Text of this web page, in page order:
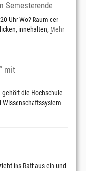
Semesterende
Uhr Wo? Raum der
innehalten, Mehr
mit
gehört die Hochschule
Wissenschaftssystem
ins Rathaus ein und